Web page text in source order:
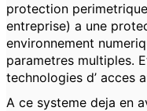
protection
entreprise) a une
environnement
parametres multiples.
technologies d’ acces
A ce systeme deja en